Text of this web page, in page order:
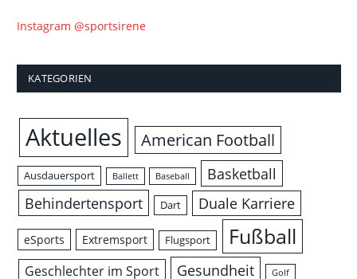
Instagram @sportsirene
KATEGORIEN
Aktuelles American Football
Ausdauersport Ballett Baseball
Basketball
Behindertensport
Dart Duale Karriere
eSports Extremsport Flugsport Fußball
Geschlechter im Sport Gesundheit Golf